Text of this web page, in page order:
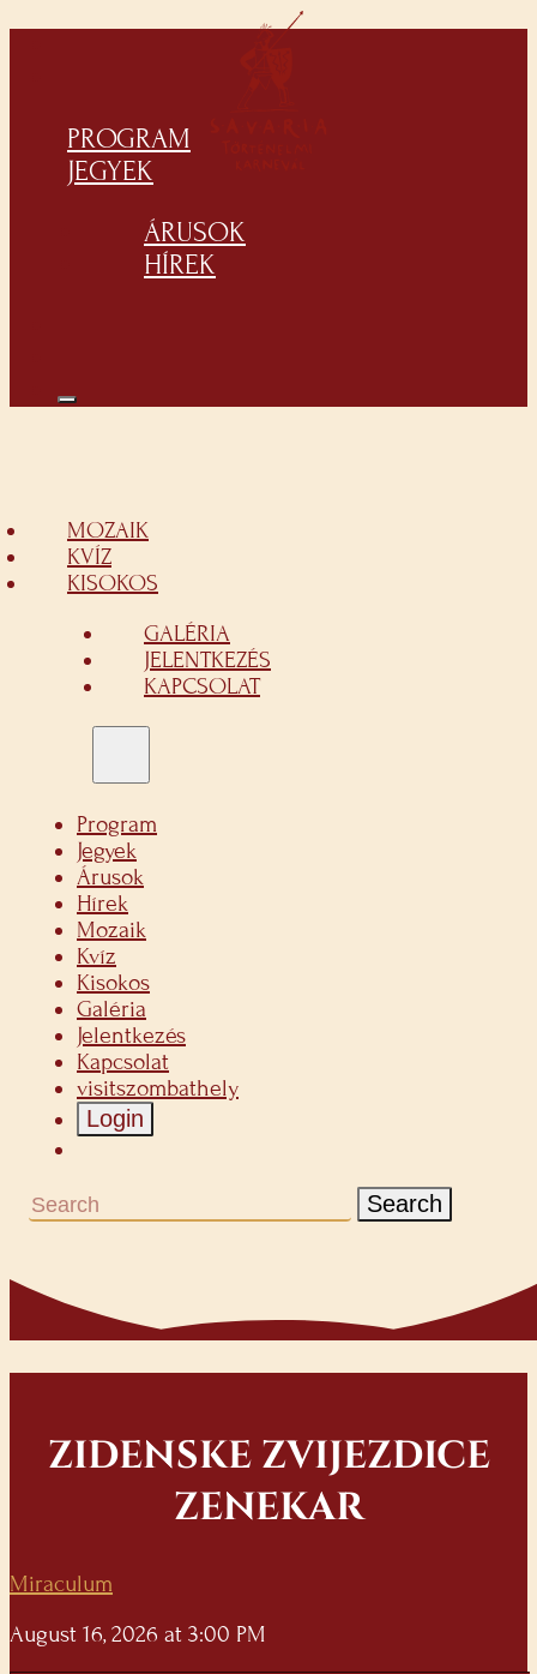
PROGRAM
JEGYEK
ÁRUSOK
HÍREK
MOZAIK
KVÍZ
KISOKOS
GALÉRIA
JELENTKEZÉS
KAPCSOLAT
Program
Jegyek
Árusok
Hírek
Mozaik
Kvíz
Kisokos
Galéria
Jelentkezés
Kapcsolat
visitszombathely
Login
Search
ZIDENSKE ZVIJEZDICE
ZENEKAR
Miraculum
August 16, 2026 at 3:00 PM